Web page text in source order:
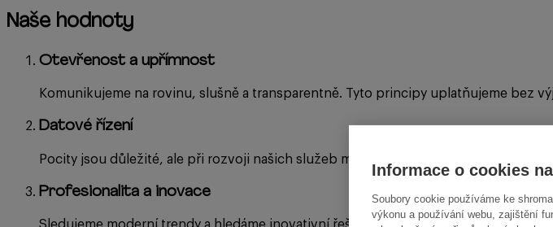
Informace o cookies
Soubory cookie používáme ke
výkonu a používání webu, zajištění
Naše hodnoty
Otevřenost a upřímnost
Komunikujeme na rovinu, slušně a transparentně. Tyto principy uplatňujeme bez
Datové řízení
Pocity jsou důležité, ale při rozvoji našich služeb mají hlavní slovo vždy tvrdá data a
Profesionalita a inovace